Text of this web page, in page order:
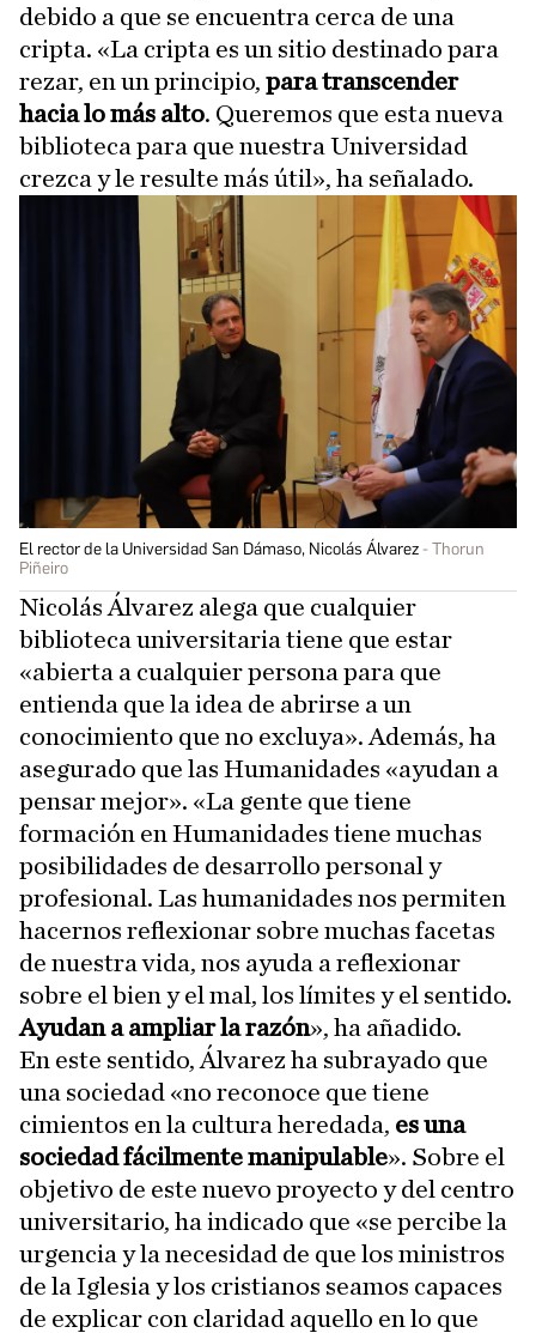
debido a que se encuentra cerca de una
cripta. «La cripta es un sitio destinado para
rezar, en un principio, para transcender
hacia lo más alto. Queremos que esta nueva
biblioteca para que nuestra Universidad
crezca y le resulte más útil», ha señalado.
El rector de la Universidad San Dámaso, Nicolás Álvarez
Thorun
Piñeiro
Nicolás Álvarez alega que cualquier
biblioteca universitaria tiene que estar
«abierta a cualquier persona para que
entienda que la idea de abrirse a un
conocimiento que no excluya». Además, ha
asegurado que las Humanidades «ayudan a
pensar mejor». «La gente que tiene
formación en Humanidades tiene muchas
posibilidades de desarrollo personal y
profesional. Las humanidades nos permiten
hacernos reflexionar sobre muchas facetas
de nuestra vida, nos ayuda a reflexionar
sobre el bien y el mal, los límites y el sentido.
Ayudan a ampliar la razón», ha añadido.
En este sentido, Álvarez ha subrayado que
una sociedad «no reconoce que tiene
cimientos en la cultura heredada, es una
sociedad fácilmente manipulable». Sobre el
objetivo de este nuevo proyecto y del centro
universitario, ha indicado que «se percibe la
urgencia y la necesidad de que los ministros
de la Iglesia y los cristianos seamos capaces
de explicar con claridad aquello en lo que